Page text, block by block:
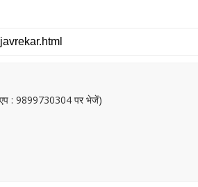
: 9899730304 पर भेजें)